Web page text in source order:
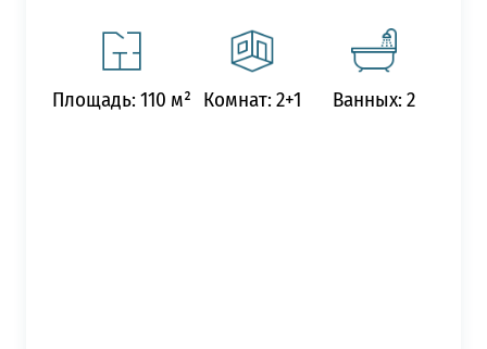
Площадь: 110 м² Комнат: 2+1 Ванных: 2